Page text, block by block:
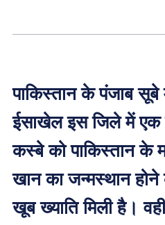
पाकिस्तान के पंजाब सूबे
ईसाखेल इस जिले में एक
कस्बे को पाकिस्तान के
खान का जन्मस्थान
खूब ख्याति मिली है।